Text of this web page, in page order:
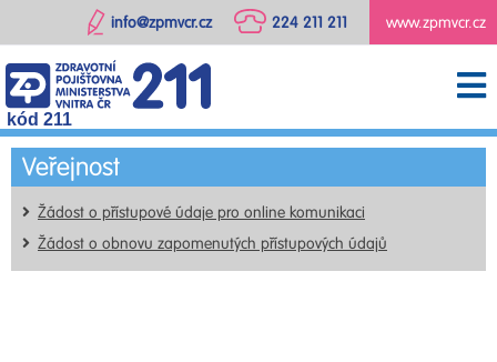
www.zpmvcr.cz
224 211 211
info@zpmvcr.cz
kód 211
Veřejnost
Žádost o přístupové údaje pro online komunikaci
Žádost o obnovu zapomenutých přístupových údajů